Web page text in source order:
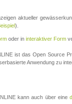
aktueller
).
oder in interaktiver Form
ist das Open Source
Anwendung zu
kann auch über eine